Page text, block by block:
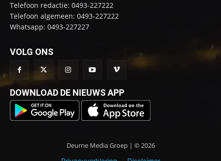
Telefoon redactie: 0493-227222
Telefoon algemeen: 0493-227222
Whatsapp: 0493-227227
VOLG ONS
DOWNLOAD DE NIEUWS APP
Deurne Media Groep | © 2026